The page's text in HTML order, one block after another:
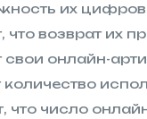
их
возврат их
свои онлайн-
количество
число